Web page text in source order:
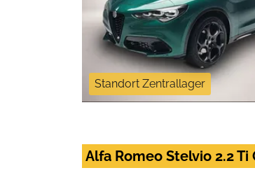
Standort Zentrallager
Alfa Romeo Stelvio 2.2 Ti